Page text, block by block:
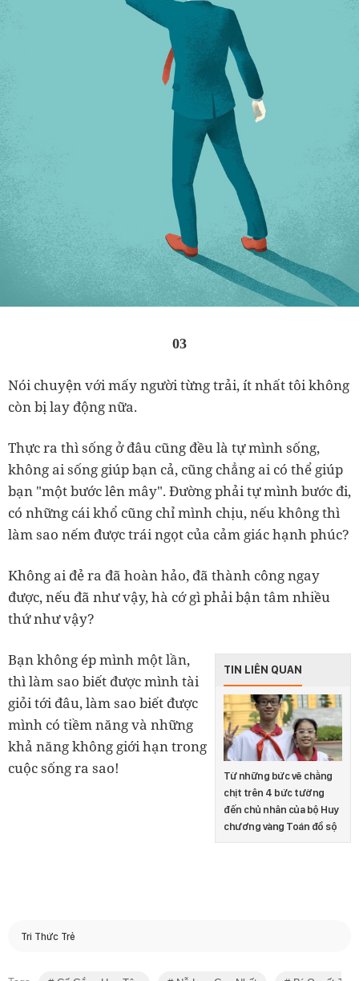
03
Nói chuyện với mấy người từng trải, ít nhất tôi không
còn bị lay động nữa.
Thực ra thì sống ở đâu cũng đều là tự mình sống,
không ai sống giúp bạn cả, cũng chẳng ai có thể giúp
bạn "một bước lên mây". Đường phải tự mình bước đi,
có những cái khổ cũng chỉ mình chịu, nếu không thì
làm sao nếm được trái ngọt của cảm giác hạnh phúc?
Không ai đẻ ra đã hoàn hảo, đã thành công ngay
được, nếu đã như vậy, hà cớ gì phải bận tâm nhiều
thứ như vậy?
TIN LIÊN QUAN
Từ những bức vẽ chằng
chịt trên 4 bức tường
đến chủ nhân của bộ Huy
chương vàng Toán đồ sộ
Bạn không ép mình một lần,
thì làm sao biết được mình tài
giỏi tới đâu, làm sao biết được
mình có tiềm năng và những
khả năng không giới hạn trong
cuộc sống ra sao!
Tri Thức Trẻ